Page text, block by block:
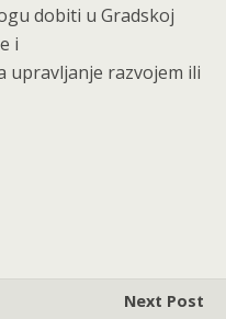
dobiti u Gradskoj
i
upravljanje razvojem ili
Next Post